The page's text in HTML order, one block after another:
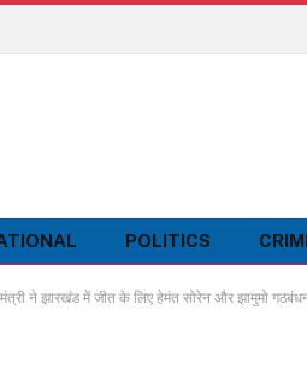
POLITICS
झारखंड में जीत के लिए हेमंत सोरेन और झामुमो गठबंधन को